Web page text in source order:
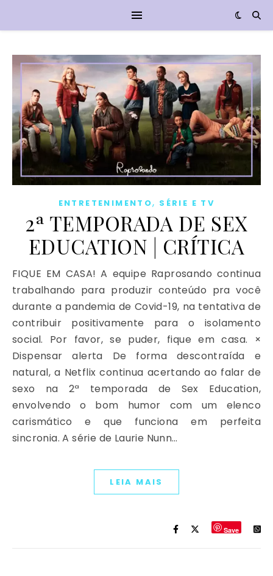
ENTRETENIMENTO, SÉRIE E TV
2ª TEMPORADA DE SEX
EDUCATION | CRÍTICA
FIQUE EM CASA! A equipe Raprosando continua
trabalhando para produzir conteúdo pra você
durante a pandemia de Covid-19, na tentativa de
contribuir positivamente para o isolamento
social. Por favor, se puder, fique em casa. ×
Dispensar alerta De forma descontraída e
natural, a Netflix continua acertando ao falar de
sexo na 2ª temporada de Sex Education,
envolvendo o bom humor com um elenco
carismático e que funciona em perfeita
sincronia. A série de Laurie Nunn…
LEIA MAIS
Save